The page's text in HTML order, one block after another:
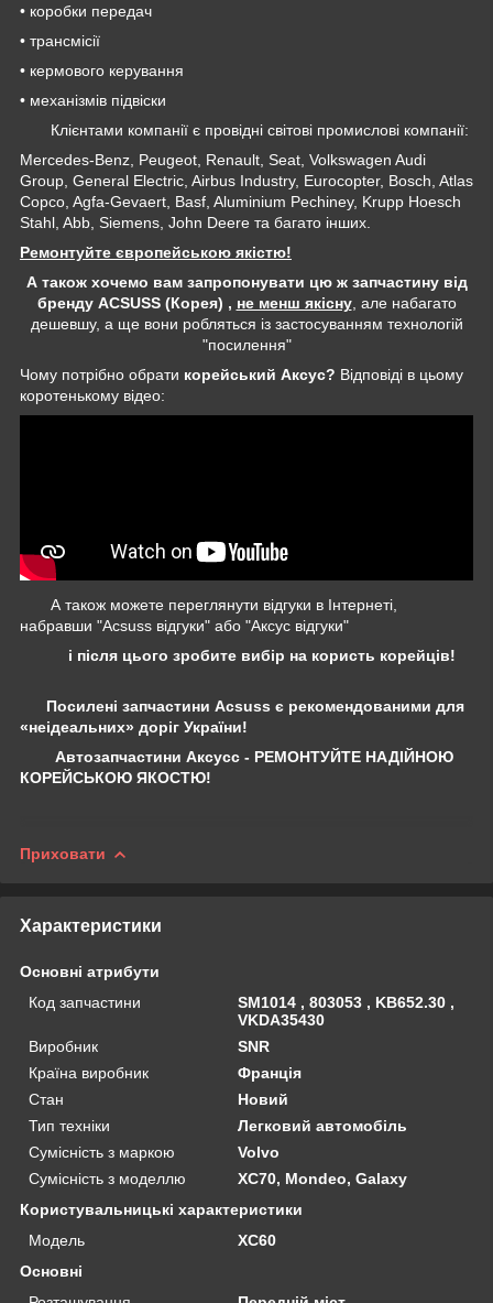
• коробки передач
• трансмісії
• кермового керування
• механізмів підвіски
Клієнтами компанії є провідні світові промислові компанії:
Mercedes-Benz, Peugeot, Renault, Seat, Volkswagen Audi
Group, General Electric, Airbus Industry, Eurocopter, Bosch, Atlas
Copco, Agfa-Gevaert, Basf, Aluminium Pechiney, Krupp Hoesch
Stahl, Abb, Siemens, John Deere та багато інших.
Ремонтуйте європейською якістю!
А також хочемо вам запропонувати цю ж запчастину від
бренду ACSUSS (Корея) , не менш якісну, але набагато
дешевшу, а ще вони робляться із застосуванням технологій
"посилення"
Чому потрібно обрати корейський Аксус? Відповіді в цьому
коротенькому відео:
А також можете переглянути відгуки в Інтернеті,
набравши "Acsuss відгуки" або "Аксус відгуки"
і після цього зробите вибір на користь корейців!
Посилені запчастини Acsuss є рекомендованими для
«неідеальних» доріг України!
Автозапчастини Аксусс - РЕМОНТУЙТЕ НАДІЙНОЮ
КОРЕЙСЬКОЮ ЯКОСТЮ!
Приховати
Характеристики
Основні атрибути
Код запчастини
SM1014 , 803053 , KB652.30 ,
VKDA35430
Виробник
SNR
Країна виробник
Франція
Стан
Новий
Тип техніки
Легковий автомобіль
Сумісність з маркою
Volvo
Сумісність з моделлю
XC70, Mondeo, Galaxy
Користувальницькі характеристики
Мoдель
XC60
Основні